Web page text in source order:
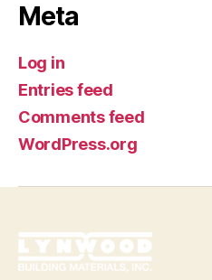
Meta
Log in
Entries feed
Comments feed
WordPress.org